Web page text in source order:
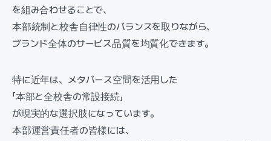
を組み合わせることで、
本部統制と校舎自律性のバランスを取りながら、
ブランド全体のサービス品質を均質化できます。
特に近年は、メタバース空間を活用した
「本部と全校舎の常設接続」
が現実的な選択肢になっています。
本部運営責任者の皆様には、